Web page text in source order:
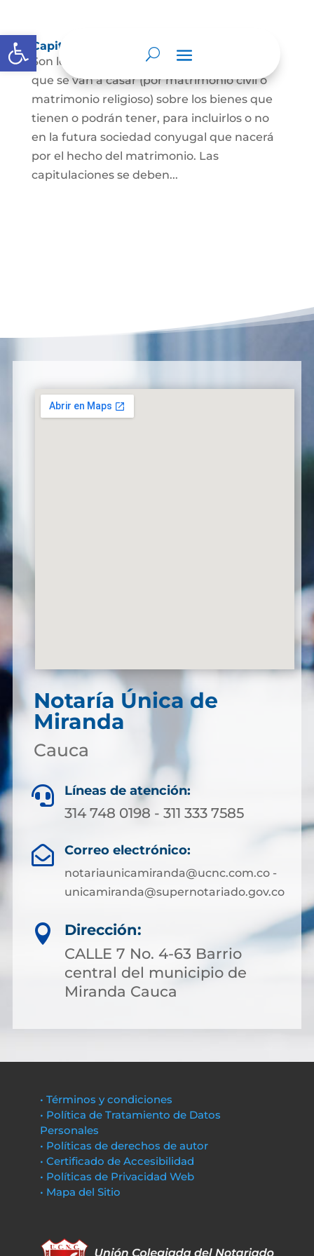
Abrir barra de herramientas
Capitulaciones Matrimoniales
Son los acuerdos que hacen las personas
que se van a casar (por matrimonio civil o
matrimonio religioso) sobre los bienes que
tienen o podrán tener, para incluirlos o no
en la futura sociedad conyugal que nacerá
por el hecho del matrimonio. Las
capitulaciones se deben...
Notaría Única de
Miranda
Cauca
 Líneas de atención:
314 748 0198 - 311 333 7585
 Correo electrónico:
notariaunicamiranda@ucnc.com.co -
unicamiranda@supernotariado.gov.co

Dirección:
CALLE 7 No. 4-63 Barrio
central del municipio de
Miranda Cauca
• Términos y condiciones
• Política de Tratamiento de Datos
Personales
• Políticas de derechos de autor
• Certificado de Accesibilidad
• Políticas de Privacidad Web
• Mapa del Sitio